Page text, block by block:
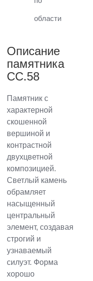
области
Описание
памятника
CC.58
Памятник с
характерной
скошенной
вершиной и
контрастной
двухцветной
композицией.
Светлый камень
обрамляет
насыщенный
центральный
элемент, создавая
строгий и
узнаваемый
силуэт. Форма
хорошо